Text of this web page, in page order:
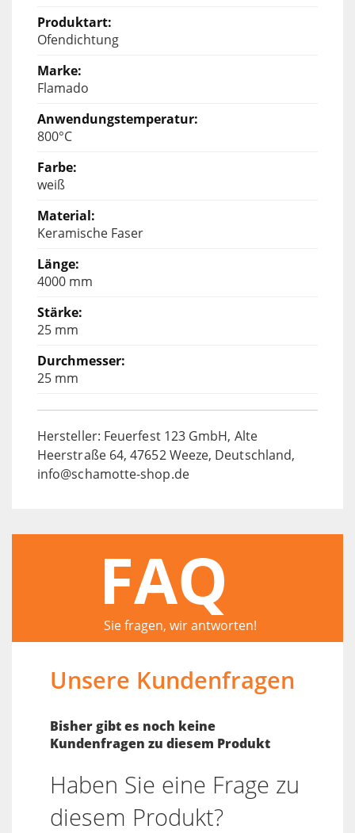
Ofendichtung
Flamado
800°C
weiß
Keramische Faser
4000 mm
25 mm
25 mm
Hersteller: Feuerfest 123 GmbH, Alte
Heerstraße 64, 47652 Weeze, Deutschland,
info@schamotte-shop.de
FAQ
Sie fragen, wir antworten!
Unsere Kundenfragen
Bisher gibt es noch keine
Kundenfragen zu diesem Produkt
Haben Sie eine Frage zu
diesem Produkt?